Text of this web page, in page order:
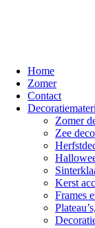
Home
Zomer
Contact
Zomer
Zee
Kerst
Frames